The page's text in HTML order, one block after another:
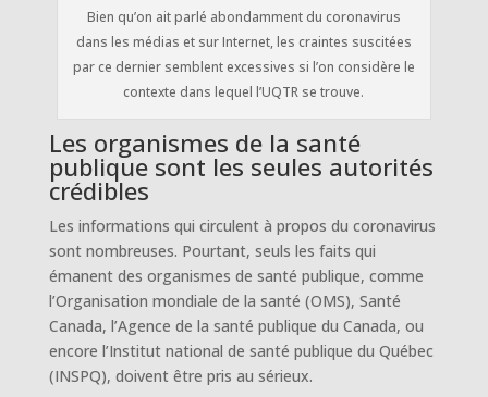
Bien qu’on ait parlé abondamment du coronavirus
dans les médias et sur Internet, les craintes suscitées
par ce dernier semblent excessives si l’on considère le
contexte dans lequel l’UQTR se trouve.
Les organismes de la santé
publique sont les seules autorités
crédibles
Les informations qui circulent à propos du coronavirus
sont nombreuses. Pourtant, seuls les faits qui
émanent des organismes de santé publique, comme
l’Organisation mondiale de la santé (OMS), Santé
Canada, l’Agence de la santé publique du Canada, ou
encore l’Institut national de santé publique du Québec
(INSPQ), doivent être pris au sérieux.